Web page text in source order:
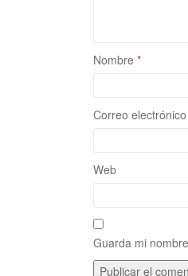
Nombre *
Correo electrónico
Web
Guarda mi